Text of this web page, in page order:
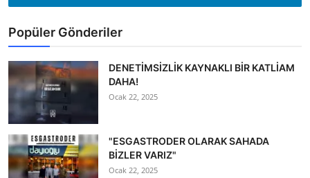
Popüler Gönderiler
DENETİMSİZLİK KAYNAKLI BİR KATLİAM
DAHA!
Ocak 22, 2025
"ESGASTRODER OLARAK SAHADA
BİZLER VARIZ"
Ocak 22, 2025